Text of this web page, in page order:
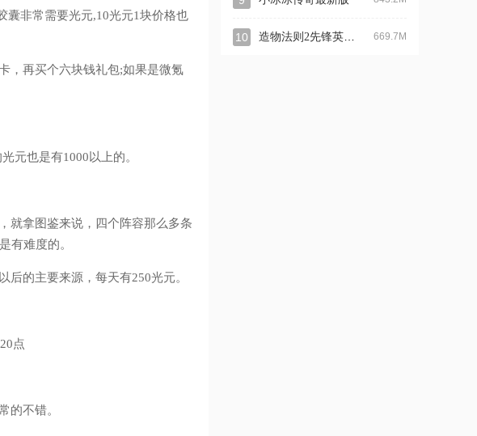
囊非常需要光元,10光元1块价格也
，再买个六块钱礼包;如果是微氪
元也是有1000以上的。
就拿图鉴来说，四个阵容那么多条
有难度的。
的主要来源，每天有250光元。
点
的不错。
10 669.7M